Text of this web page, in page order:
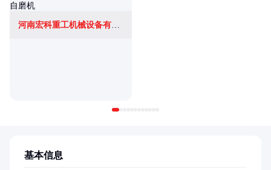
河南宏科重工机械设备有限公司
基本信息